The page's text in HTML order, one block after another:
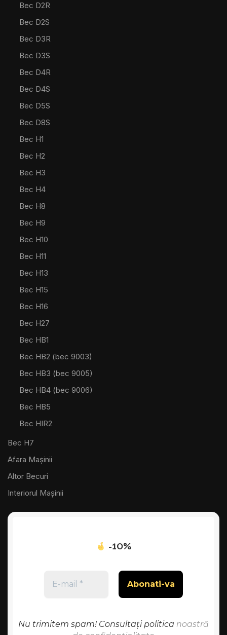
Bec D2R
Bec D2S
Bec D3R
Bec D3S
Bec D4R
Bec D4S
Bec D5S
Bec D8S
Bec H1
Bec H2
Bec H3
Bec H4
Bec H8
Bec H9
Bec H10
Bec H11
Bec H13
Bec H15
Bec H16
Bec H27
Bec HB1
Bec HB2 (bec 9003)
Bec HB3 (bec 9005)
Bec HB4 (bec 9006)
Bec HB5
Bec HIR2
Bec H7
Afara Mașinii
Altor Becuri
Interiorul Mașinii
-10%
Nu trimitem spam! Consultați politica noastră